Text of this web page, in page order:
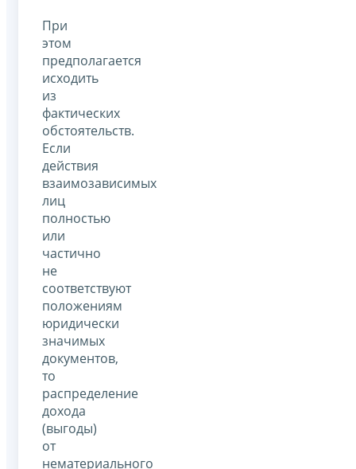
При
этом
предполагается
исходить
из
фактических
обстоятельств.
Если
действия
взаимозависимых
лиц
полностью
или
частично
не
соответствуют
положениям
юридически
значимых
документов,
то
распределение
дохода
(выгоды)
от
нематериального